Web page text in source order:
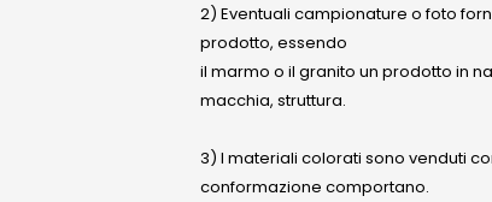
2) Eventuali campionature o foto
prodotto, essendo
il marmo o il granito un prodotto in
macchia, struttura.
3) I materiali colorati sono venduti
conformazione comportano.